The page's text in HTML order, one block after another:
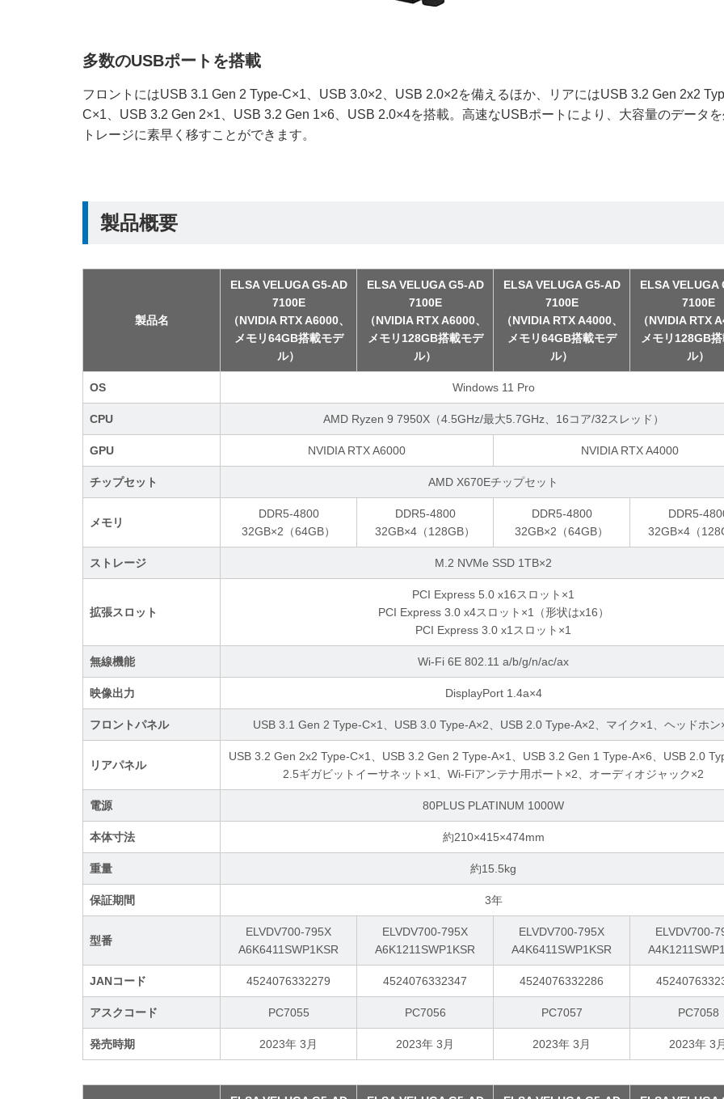
多数のUSBポートを搭載
フロントにはUSB 3.1 Gen 2 Type-C×1、USB 3.0×2、USB 2.0×2を備えるほか、リアにはUSB 3.2 Gen 2x2
C×1、USB 3.2 Gen 2×1、USB 3.2 Gen 1×6、USB 2.0×4を搭載。高速なUSBポートにより、大容量のデータ
トレージに素早く移すことができます。
製品概要
製品名
ELSA VELUGA G5-AD
7100E
（NVIDIA RTX A6000、
メモリ64GB搭載モデ
ル）
ELSA VELUGA G5-AD
7100E
（NVIDIA RTX A6000、
メモリ128GB搭載モデ
ル）
ELSA VELUGA G5-AD
7100E
（NVIDIA RTX A4000、
メモリ64GB搭載モデ
ル）
ELSA VELUGA
7100E
（NVIDIA RTX
メモリ128GB
ル）
OS Windows 11 Pro
CPU AMD Ryzen 9 7950X（4.5GHz/最大5.7GHz、16コア/32スレッド）
GPU NVIDIA RTX A6000 NVIDIA RTX A4000
チップセット AMD X670Eチップセット
メモリ
DDR5-4800
32GB×2（64GB）
DDR5-4800
32GB×4（128GB）
DDR5-4800
32GB×2（64GB）
DDR5-
32GB×4（
ストレージ M.2 NVMe SSD 1TB×2
拡張スロット
PCI Express 5.0 x16スロット×1
PCI Express 3.0 x4スロット×1（形状はx16）
PCI Express 3.0 x1スロット×1
無線機能 Wi-Fi 6E 802.11 a/b/g/n/ac/ax
映像出力 DisplayPort 1.4a×4
フロントパネル USB 3.1 Gen 2 Type-C×1、USB 3.0 Type-A×2、USB 2.0 Type-A×2、マイク×1、ヘッドホン
リアパネル
USB 3.2 Gen 2x2 Type-C×1、USB 3.2 Gen 2 Type-A×1、USB 3.2 Gen 1 Type-A×6、USB 2.0
2.5ギガビットイーサネット×1、Wi-Fiアンテナ用ポート×2、オーディオジャック×2
電源 80PLUS PLATINUM 1000W
本体寸法 約210×415×474mm
重量 約15.5kg
保証期間 3年
型番
ELVDV700-795X
A6K6411SWP1KSR
ELVDV700-795X
A6K1211SWP1KSR
ELVDV700-795X
A4K6411SWP1KSR
ELVDV700-
JANコード 4524076332279 4524076332347 4524076332286
アスクコード PC7055 PC7056 PC7057 PC7058
発売時期 2023年 3月 2023年 3月 2023年 3月 2023年 3